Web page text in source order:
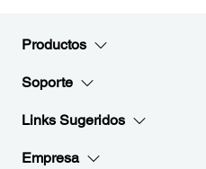
Productos
Soporte
Links Sugeridos
Empresa